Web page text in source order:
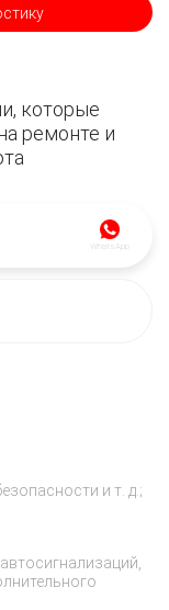
которые
ремонте и
WhatsApp
и т. д.;